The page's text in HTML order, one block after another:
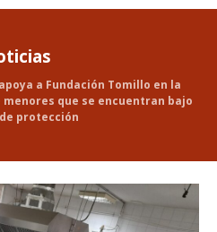
a Fundación Tomillo en la
que se encuentran bajo
protección